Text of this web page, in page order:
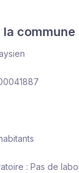
commune
: Pas de